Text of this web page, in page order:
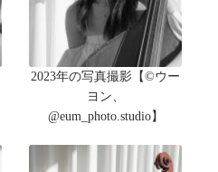
2023年の写真撮影【©ウー
ヨン、
@eum_photo.studio】